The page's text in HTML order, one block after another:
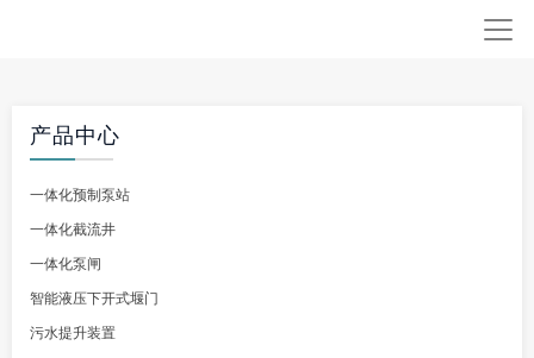
产品中心
一体化预制泵站
一体化截流井
一体化泵闸
智能液压下开式堰门
污水提升装置